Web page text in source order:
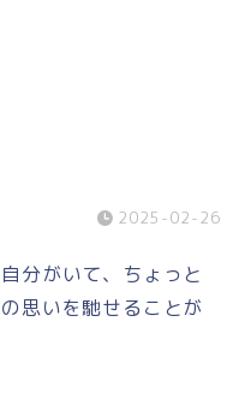
2025-02-26
分がいて、ちょっと
思いを馳せることが